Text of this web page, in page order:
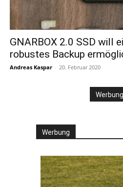
GNARBOX 2.0 SSD will
robustes Backup
Andreas Kaspar - 20. Februar 2020
Werbung
Werbung